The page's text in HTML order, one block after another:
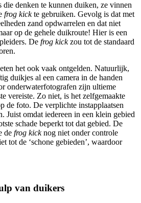
denken te kunnen duiken, ze vinnen
frog kickte gebruiken. Gevolg is dat met
zand opdwarrelen en dat niet
op de gehele duikroute! Hier is een
De frog kickzou tot de standaard
het ook vaak ontgelden. Natuurlijk,
duikjes al een camera in de handen
onderwaterfotografen zijn ultieme
vereiste. Zo niet, is het zelfgemaakte
de foto. De verplichte instapplaatsen
Juist omdat iedereen in een klein gebied
schade beperkt tot dat gebied. De
de frog kicknog niet onder controle
tot de ‘schone gebieden’, waardoor
van duikers